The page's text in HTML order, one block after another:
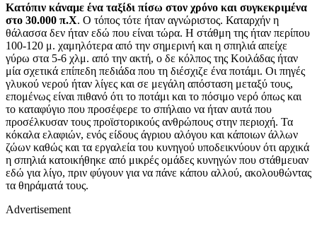
Κατόπιν κάναμε ένα ταξίδι πίσω στον χρόνo και συγκεκριμένα
στο 30.000 π.Χ. Ο τόπος τότε ήταν αγνώριστος. Καταρχήν η
θάλασσα δεν ήταν εδώ που είναι τώρα. Η στάθμη της ήταν περίπου
100-120 μ. χαμηλότερα από την σημερινή και η σπηλιά απείχε
γύρω στα 5-6 χλμ. από την ακτή, ο δε κόλπος της Κοιλάδας ήταν
μία σχετικά επίπεδη πεδιάδα που τη διέσχιζε ένα ποτάμι. Οι πηγές
γλυκού νερού ήταν λίγες και σε μεγάλη απόσταση μεταξύ τους,
επομένως είναι πιθανό ότι το ποτάμι και το πόσιμο νερό όπως και
το καταφύγιο που προσέφερε το σπήλαιο να ήταν αυτά που
προσέλκυσαν τους προϊστορικούς ανθρώπους στην περιοχή. Τα
κόκαλα ελαφιών, ενός είδους άγριου αλόγου και κάποιων άλλων
ζώων καθώς και τα εργαλεία του κυνηγού υποδεικνύουν ότι αρχικά
η σπηλιά κατοικήθηκε από μικρές ομάδες κυνηγών που στάθμευαν
εδώ για λίγο, πριν φύγουν για να πάνε κάπου αλλού, ακολουθώντας
τα θηράματά τους.
Advertisement